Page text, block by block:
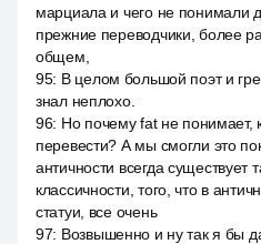
марциала и чего не понимали
прежние переводчики, более
общем,
95: В целом большой поэт и
знал неплохо.
96: Но почему fat не понимает,
перевести? А мы смогли это
античности всегда существует
классичности, того, что в
статуи, все очень
97: Возвышенно и ну так я бы